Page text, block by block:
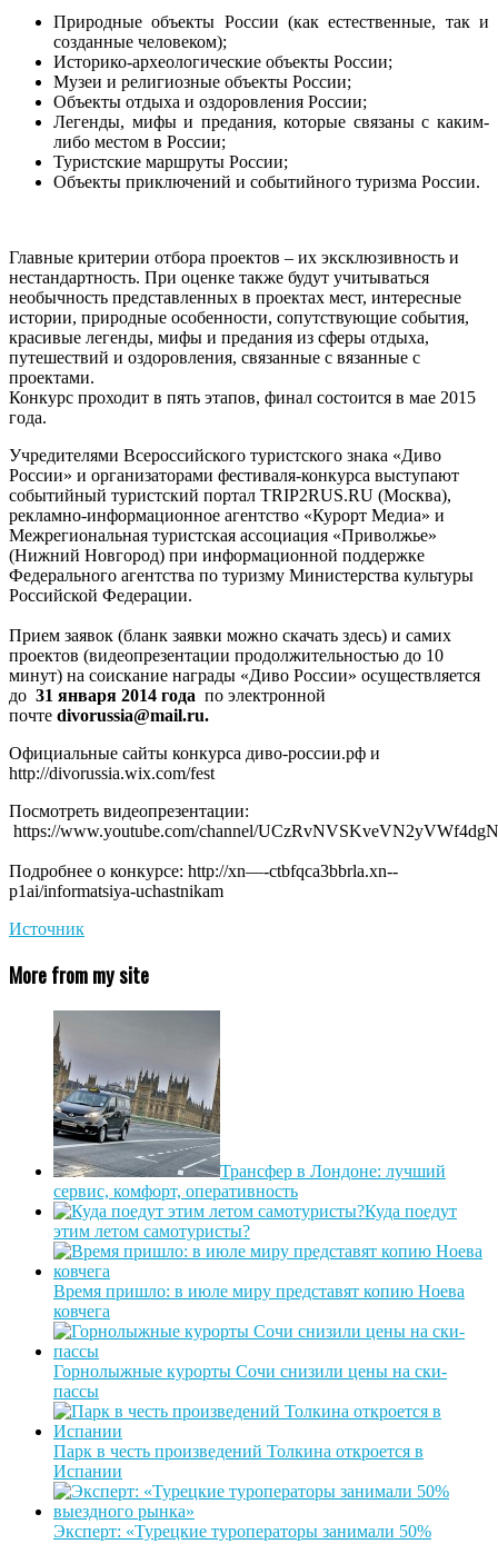
Природные объекты России (как естественные, так и
созданные человеком);
Историко-археологические объекты России;
Музеи и религиозные объекты России;
Объекты отдыха и оздоровления России;
Легенды, мифы и предания, которые связаны с каким-
либо местом в России;
Туристские маршруты России;
Объекты приключений и событийного туризма России.
Главные критерии отбора проектов – их эксклюзивность и
нестандартность. При оценке также будут учитываться
необычность представленных в проектах мест, интересные
истории, природные особенности, сопутствующие события,
красивые легенды, мифы и предания из сферы отдыха,
путешествий и оздоровления, связанные с вязанные с
проектами.
Конкурс проходит в пять этапов, финал состоится в мае 2015
года.
Учредителями Всероссийского туристского знака «Диво
России» и организаторами фестиваля-конкурса выступают
событийный туристский портал TRIP2RUS.RU (Москва),
рекламно-информационное агентство «Курорт Медиа» и
Межрегиональная туристская ассоциация «Приволжье»
(Нижний Новгород) при информационной поддержке
Федерального агентства по туризму Министерства культуры
Российской Федерации.
Прием заявок (бланк заявки можно скачать здесь) и самих
проектов (видеопрезентации продолжительностью до 10
минут) на соискание награды «Диво России» осуществляется
до 31 января 2014 года по электронной
почте divorussia@mail.ru.
Официальные сайты конкурса диво-россии.рф и
http://divorussia.wix.com/fest
Посмотреть видеопрезентации:
https://www.youtube.com/channel/
Подробнее о конкурсе: http://xn—-ctbfqca3bbrla.xn--
p1ai/informatsiya-uchastnikam
Источник
More from my site
Трансфер в Лондоне: лучший
сервис, комфорт, оперативность
Куда поедут
этим летом самотуристы?
Время пришло: в июле миру представят копию Ноева
ковчега
Горнолыжные курорты Сочи снизили цены на ски-
пассы
Парк в честь произведений Толкина откроется в
Испании
Эксперт: «Турецкие туроператоры занимали 50%